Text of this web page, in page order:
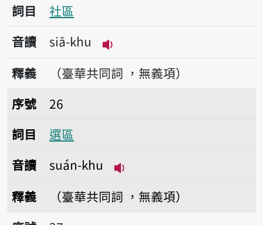
詞目
社區
音讀
siā-khu
播放音讀siā-khu
釋義
（臺華共同詞 ，無義項）
序號26選區
序號
26
詞目
選區
音讀
suán-khu
釋義
（臺華共同詞 ，無義項）